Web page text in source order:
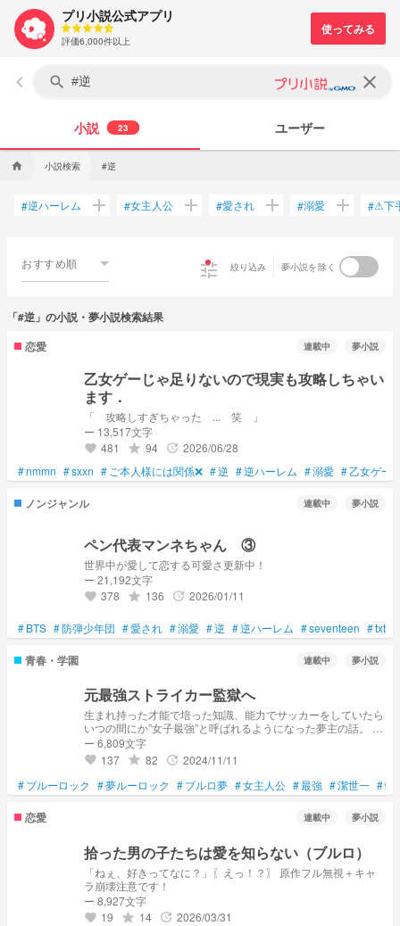
プリ小説公式アプリ
評価6,000件以上
keyboard_arrow_left search clear
小説 23 ユーザー
home 小説検索 #逆
#逆ハーレム add #女主人公 add #愛され add #溺愛 add #⚠下
おすすめ順 tune 絞り込み 夢小説を除く
「#逆」の小説・夢小説検索結果
恋愛
連載中 夢小説
乙女ゲーじゃ足りないので現実も攻略しちゃい
ます．
「 攻略しすぎちゃった ... 笑 」
ー 13,517文字
favorite 481 grade 94 update 2026/06/28
#nmmn #sxxn # ご本人様には関係❌ #逆 #逆ハーレム #溺愛 #乙女ゲー
ノンジャンル 連載中 夢小説
ペン代表マンネちゃん ③
世界中が愛して恋する可愛さ更新中！
ー 21,192文字
favorite 378 grade 136 update 2026/01/11
#BTS #防弾少年団 #愛され #溺愛 #逆 #逆ハーレム #seventeen #txt
青春・学園 連載中 夢小説
元最強ストライカー監獄へ
生まれ持った才能で培った知識、能力でサッカーをしていたら
いつの間にか”女子最強”と呼ばれるようになった夢主の話。 と
ある理由でサッカーを辞めた。が絵心に招聘されブルーロック
へ行く。
ー 6,809文字
favorite 137 grade 82 update 2024/11/11
#ブルーロック #夢ルーロック #ブルロ夢 #女主人公 #最強 #潔世一 #蜂
恋愛 連載中 夢小説
拾った男の子たちは愛を知らない（ブルロ）
「ねぇ、好きってなに？」〖えっ！？〗 原作フル無視＋キャ
ラ崩壊注意です！
ー 8,927文字
favorite 19 grade 14 update 2026/03/31